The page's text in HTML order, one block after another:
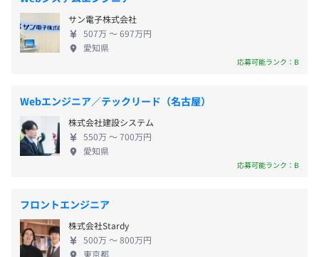
社員数：430名
請負チームは現在16名。
ベテランの自社エンジニアがいる環境ですので、経験の浅
い方でも安心して働けます。
・バースデー休暇 など
・住宅手当
・寮社宅：（借上社宅、家賃補助）※規定あり
・子ども手当：1人につき10,000円／月
・役職手当
賞与：年2回
開発、防衛宇宙や放送局向けGUI開発といった業務系
開発も行っています。 弊社では技術支援だけでな
く、自社主導で新しい技術開発も進めています。マイ
クロソフトのKinectを用いた高精度な切抜技術は、
ることで、タッチパネル等に触らずに操作ができる
非接触操作を実現。実際に試着せずにPC画面上で試
着できる「バーチャル試着」の実用化を進めていま
す。大画面にすればゲーム感覚で子どもたちが遊べる
アトラクションとしても応用可能。こうした世の中
良い会社とは何かを深く追求しています。技術向上の
ための研修制度はもちろん、社員の意見にもしっか
り耳を傾け会社づくりに反映させています。年間休日
サン電子株式会社
507万 〜 697万円
愛知県
応募可能ランク：B
Webエンジニア／テックリード（名古屋）
株式会社建設システム
550万 〜 700万円
愛知県
応募可能ランク：B
フロントエンジニア
株式会社Stardy
500万 〜 800万円
東京都